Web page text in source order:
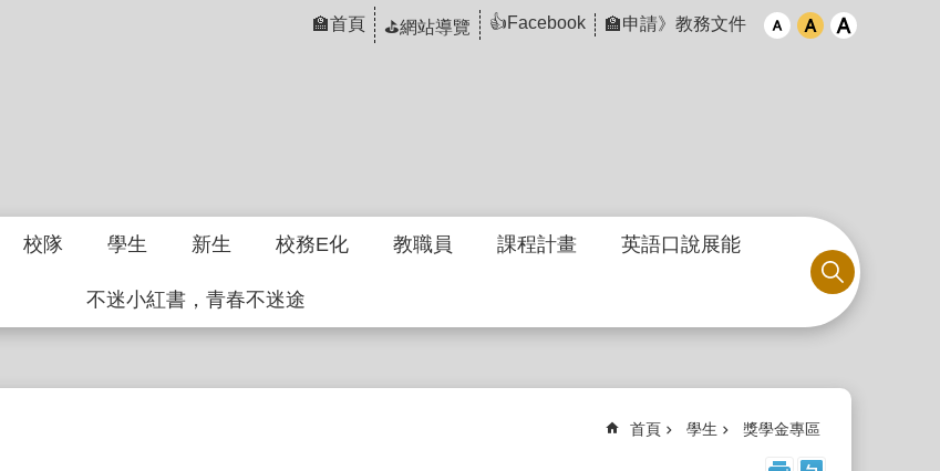
🏫首頁 ⛳網站導覽 👍Facebook 🏫申請》教務文件
校隊 學生 新生 校務E化 教職員 課程計畫 英語口說展能
不迷小紅書，青春不迷途
首頁 學生 獎學金專區